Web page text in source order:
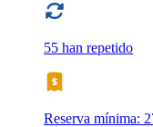
55 han repetido
Reserva mínima: